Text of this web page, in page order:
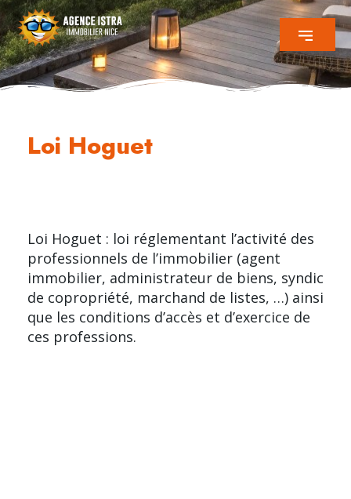
Loi Hoguet
Loi Hoguet : loi réglementant l’activité des
professionnels de l’immobilier (agent
immobilier, administrateur de biens, syndic
de copropriété, marchand de listes, …) ainsi
que les conditions d’accès et d’exercice de
ces professions.